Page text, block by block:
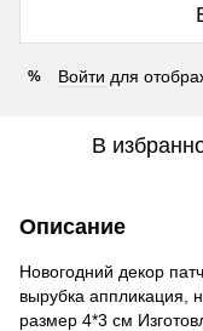
% Войти для
В
Описание
Новогодний декор
вырубка аппликация,
размер 4*3 см